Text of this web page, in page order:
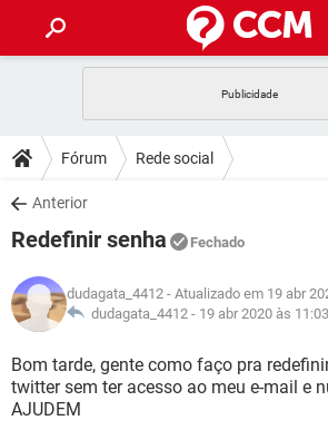
CELULAR
OUTLOOK
INSTAGRAM
GUIA DE COMPRAS
DICAS
JOGOS
INSTAGRAM GMAIL
GUIA DE COMPRAS
DOWNLOADS
JOGOS
CELULAR
OUTLOOK EXCEL
INSTAGRAM GMAIL
GUIA DE COMPRAS
JOGOS
CELULAR
OUTLOOK EXCEL
INSTAGRAM
GLOSSÁRIO
WHATSAPP
CELULAR
Fórum Rede social
Anterior
Redefinir senha Fechado
dudagata_4412 - Atualizado em 19 abr
dudagata_4412 - 19 abr 2020 às 11:03
Bom tarde, gente como faço pra
twitter sem ter acesso ao meu e-mail e
AJUDEM